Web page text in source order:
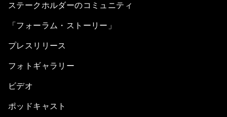
ステークホルダーのコミュニティ
「フォーラム・ストーリー」
プレスリリース
フォトギャラリー
ビデオ
ポッドキャスト